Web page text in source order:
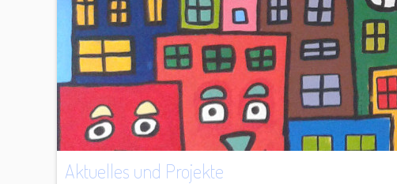
Aktuelles und Projekte